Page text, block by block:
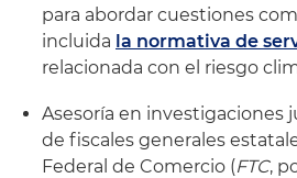
para abordar cuestiones
incluida la normativa de
relacionada con el riesgo
Asesoría en investigaciones
de fiscales generales
Federal de Comercio (FTC,